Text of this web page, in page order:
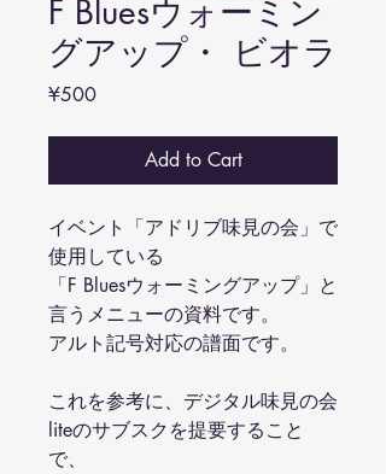
F Bluesウォーミン
グアップ・ ビオラ
¥500Price
Add to Cart
イベント「アドリブ味見の会」で
使用している
「F Bluesウォーミングアップ」と
言うメニューの資料です。
アルト記号対応の譜面です。
これを参考に、デジタル味見の会
liteのサブスクを提要すること
で、